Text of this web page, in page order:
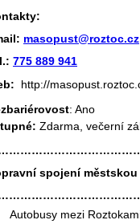
masopust@roztoc.cz
775 889 941
http://
: Ano
Zdarma, večerní
spojení
Autobusy mezi